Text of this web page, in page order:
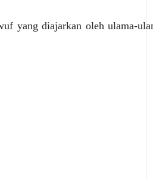
yang diajarkan oleh ulama-